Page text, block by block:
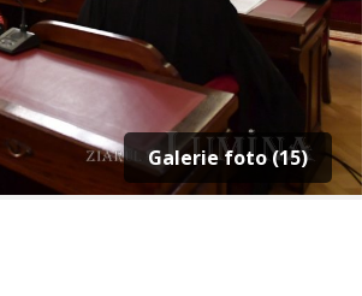
Galerie foto (15)